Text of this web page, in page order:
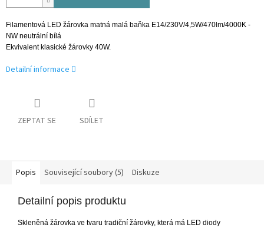
Filamentová LED žárovka matná malá baňka E14/230V/4,5W/470lm/4000K -
NW neutrální bílá
Ekvivalent klasické žárovky 40W.
Detailní informace
ZEPTAT SE SDÍLET
Popis Související soubory (5) Diskuze
Detailní popis produktu
Skleněná žárovka ve tvaru tradiční žárovky, která má LED diody